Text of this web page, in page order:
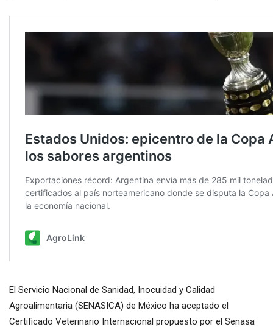
El Servicio Nacional de Sanidad, Inocuidad y Calidad
Agroalimentaria (SENASICA) de México ha aceptado el
Certificado Veterinario Internacional propuesto por el Senasa